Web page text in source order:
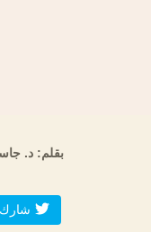
بقلم: د.
شارك